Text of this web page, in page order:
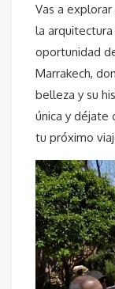
Vas a
la
oportunidad
Marrakech,
belleza y su
única y déjate
tu próximo